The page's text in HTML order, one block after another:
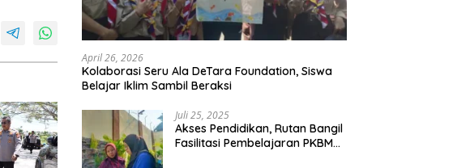
April 26, 2026
Kolaborasi Seru Ala DeTara Foundation, Siswa
Belajar Iklim Sambil Beraksi
Juli 25, 2025
Akses Pendidikan, Rutan Bangil
Fasilitasi Pembelajaran PKBM